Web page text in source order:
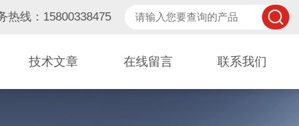
热线：15800338475
技术文章 在线留言 联系我们